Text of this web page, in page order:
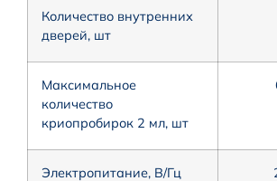
Количество внутренних
дверей, шт
Максимальное
количество
криопробирок 2 мл, шт
Электропитание, В/Гц